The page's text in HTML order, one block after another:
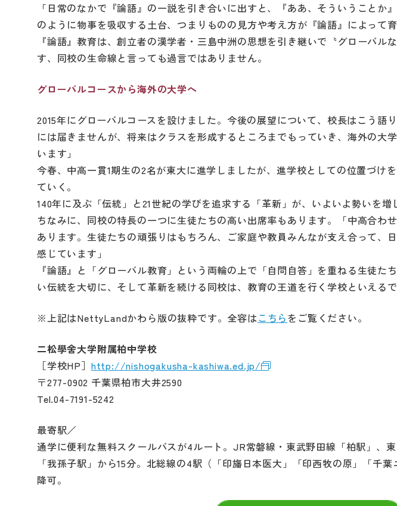
「日常のなかで『論語』の一説を引き合いに出すと、『ああ、そういうことか
のように物事を吸収する土台、つまりものの見方や考え方が『論語』によって
『論語』教育は、創立者の漢学者・三島中洲の思想を引き継いで〝グローバル
す、同校の生命線と言っても過言ではありません。
グローバルコースから海外の大学へ
2015年にグローバルコースを設けました。今後の展望について、校長はこう語
には届きませんが、将来はクラスを形成するところまでもっていき、海外の大
います」
今春、中高一貫1期生の2名が東大に進学しましたが、進学校としての位置づけ
ていく。
140年に及ぶ「伝統」と21世紀の学びを追求する「革新」が、いよいよ勢いを増
ちなみに、同校の特長の一つに生徒たちの高い出席率もあります。「中高合わ
あります。生徒たちの頑張りはもちろん、ご家庭や教員みんなが支え合って、
感じています」
『論語』と「グローバル教育」という両輪の上で「自問自答」を重ねる生徒た
い伝統を大切に、そして革新を続ける同校は、教育の王道を行く学校といえる
※上記はNettyLandかわら版の抜粋です。全容はこちら をご覧ください。
二松學舍大学附属柏中学校
［学校HP］ http://nishogakusha-kashiwa.ed.jp/
〒277-0902 千葉県柏市大井2590
Tel.04-7191-5242
最寄駅／
通学に便利な無料スクールバスが4ルート。JR常磐線・東武野田線「柏駅」、
「我孫子駅」から15分。北総線の4駅（「印旛日本医大」「印西牧の原」「千
降可。